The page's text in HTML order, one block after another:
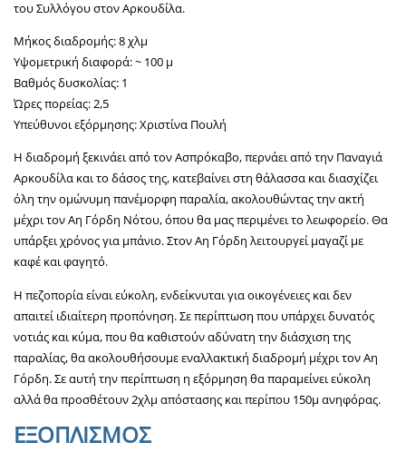
του Συλλόγου στον Αρκουδίλα.
Μήκος διαδρομής: 8 χλμ
Υψομετρική διαφορά: ~ 100 μ
Βαθμός δυσκολίας: 1
Ώρες πορείας: 2,5
Υπεύθυνοι εξόρμησης: Χριστίνα Πουλή
Η διαδρομή ξεκινάει από τον Ασπρόκαβο, περνάει από την Παναγιά
Αρκουδίλα και το δάσος της, κατεβαίνει στη θάλασσα και διασχίζει
όλη την ομώνυμη πανέμορφη παραλία, ακολουθώντας την ακτή
μέχρι τον Αη Γόρδη Νότου, όπου θα μας περιμένει το λεωφορείο. Θα
υπάρξει χρόνος για μπάνιο. Στον Αη Γόρδη λειτουργεί μαγαζί με
καφέ και φαγητό.
Η πεζοπορία είναι εύκολη, ενδείκνυται για οικογένειες και δεν
απαιτεί ιδιαίτερη προπόνηση. Σε περίπτωση που υπάρχει δυνατός
νοτιάς και κύμα, που θα καθιστούν αδύνατη την διάσχιση της
παραλίας, θα ακολουθήσουμε εναλλακτική διαδρομή μέχρι τον Αη
Γόρδη. Σε αυτή την περίπτωση η εξόρμηση θα παραμείνει εύκολη
αλλά θα προσθέτουν 2χλμ απόστασης και περίπου 150μ ανηφόρας.
ΕΞΟΠΛΙΣΜΟΣ